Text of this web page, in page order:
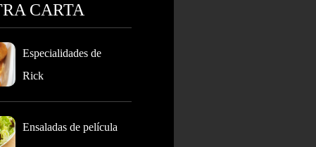
CARTA
Especialidades de
Rick
Ensaladas de película